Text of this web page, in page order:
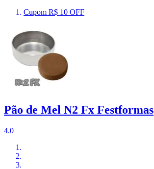
Cupom R$ 10 OFF
Pão de Mel N2 Fx Festformas
4.0